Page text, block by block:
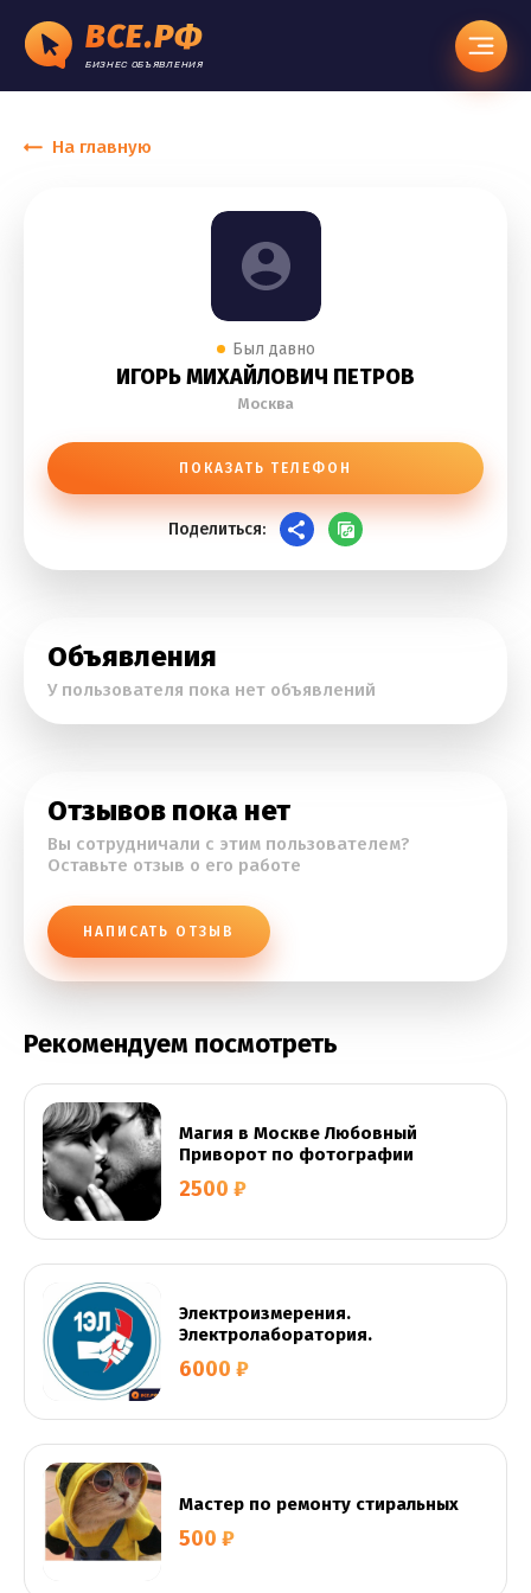
ВСЕ.РФ
БИЗНЕС ОБЪЯВЛЕНИЯ
На главную
Был давно
ИГОРЬ МИХАЙЛОВИЧ ПЕТРОВ
Москва
ПОКАЗАТЬ ТЕЛЕФОН
Поделиться:
Объявления
У пользователя пока нет объявлений
Отзывов пока нет
Вы сотрудничали с этим пользователем?
Оставьте отзыв о его работе
НАПИСАТЬ ОТЗЫВ
Рекомендуем посмотреть
Магия в Москве Любовный
Приворот по фотографии
2500 ₽
Электроизмерения.
Электролаборатория.
6000 ₽
Мастер по ремонту стиральных
500 ₽